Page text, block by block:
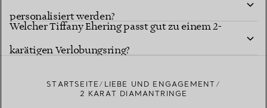
personalisiert werden?
Welcher Tiffany Ehering passt gut zu einem 2-
karätigen Verlobungsring?
STARTSEITE
LIEBE UND ENGAGEMENT
2 KARAT DIAMANTRINGE